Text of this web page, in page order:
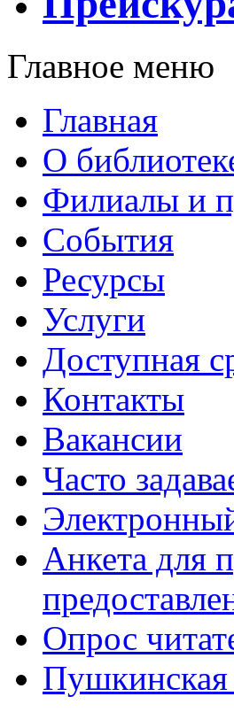
Главное меню
Главная
О
Филиалы и
События
Ресурсы
Услуги
Доступная
Контакты
Вакансии
Часто
Анкета для
Опрос
Пушкинская